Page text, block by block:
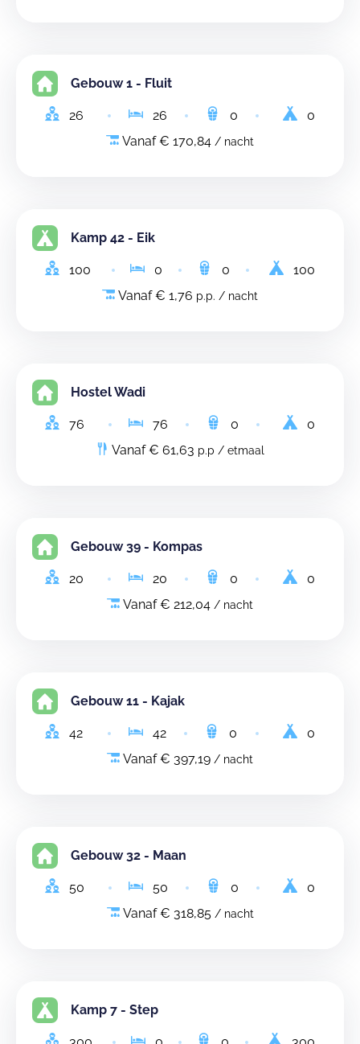
Gebouw 1 - Fluit
26 26 0
0
Vanaf € 170,84 / nacht
Kamp 42 - Eik
100 0 0
100
Vanaf € 1,76 p.p. / nacht
Hostel Wadi
76 76 0
0
Vanaf € 61,63 p.p / etmaal
Gebouw 39 - Kompas
20 20 0
0
Vanaf € 212,04 / nacht
Gebouw 11 - Kajak
42 42 0
0
Vanaf € 397,19 / nacht
Gebouw 32 - Maan
50 50 0
0
Vanaf € 318,85 / nacht
Kamp 7 - Step